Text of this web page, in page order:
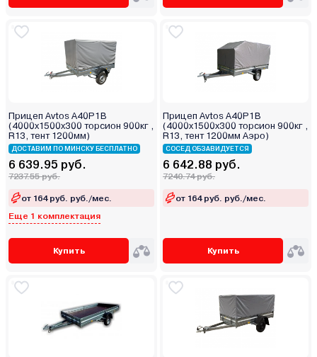
Прицеп Avtos A40P1B
(4000х1500х300 торсион 900кг ,
R13, тент 1200мм)
ДОСТАВИМ ПО МИНСКУ БЕСПЛАТНО
6 639.95 руб.
7237.55 руб.
от 164 руб. руб./мес.
Еще 1 комплектация
Купить
Прицеп Avtos A40P1B
(4000х1500х300 торсион 900кг ,
R13, тент 1200мм Аэро)
СОСЕД ОБЗАВИДУЕТСЯ
6 642.88 руб.
7240.74 руб.
от 164 руб. руб./мес.
Купить